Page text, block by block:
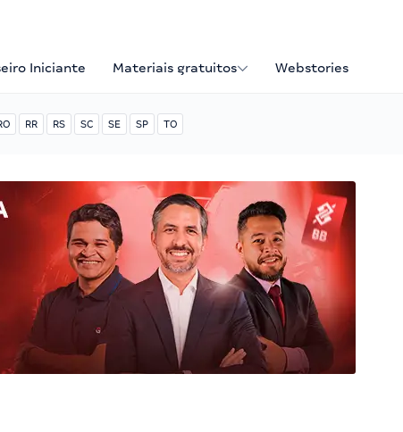
Iniciante Materiais gratuitos Webstories
RR RS SC SE SP TO